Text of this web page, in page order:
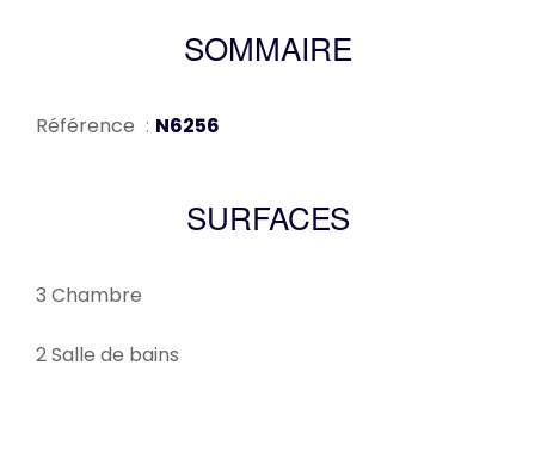
SOMMAIRE
Référence N6256
SURFACES
3 Chambre
2 Salle de bains